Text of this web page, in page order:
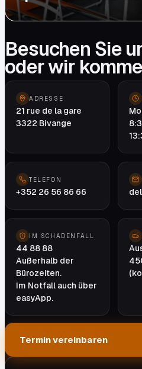
Besuchen Sie
oder wir
ADRESSE
21 rue de la gare
3322 Bivange
TELEFON
+352 26 56 86 66
IM SCHADENFALL
44 88 88
Außerhalb der
Bürozeiten.
Im Notfall auch über
easyApp.
Termin vereinbaren